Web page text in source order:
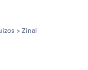
> Zinal